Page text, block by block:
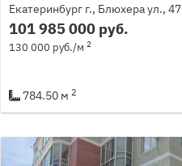
Екатеринбург г., Блюхера ул., 47
101 985 000 руб.
130 000 руб./м 2
784.50 м 2